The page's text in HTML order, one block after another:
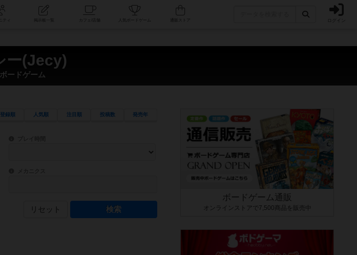
コミュニティ 人気ボードゲーム ログイン
ー(Jecy)
ードゲーム
登録順 人気順 注目順 投稿数 発売年
目安となる所要時間を指定することができます。マニュアルを読む時間や参加者へのルール説明時間は含まれていないため、初めて
とができます。直感的にゲームシステムを理解できるよう、中世ファンタジー・クッキング・海賊同士の対決など、ゲームコンセプトを絞
ゲーム性を構成するコアシステムです。主にボードゲームに慣れている方向けの絞込機能です。例えば「ダイスロール」はランダ
リセット
ボードゲーム通販
オンラインストアで7,500商品を販売中